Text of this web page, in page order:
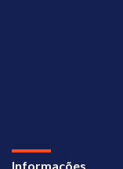
Informações